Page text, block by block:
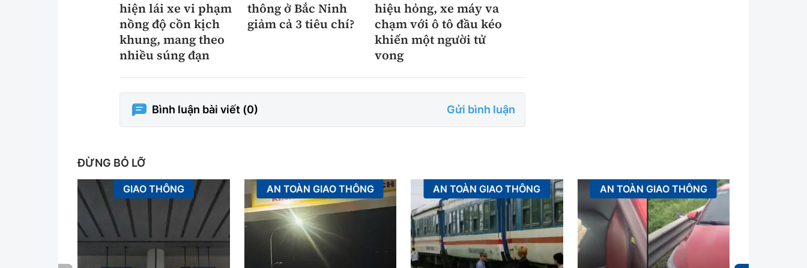
hiện lái xe vi phạm
nồng độ cồn kịch
khung, mang theo
nhiều súng đạn
thông ở Bắc Ninh
giảm cả 3 tiêu chí?
hiệu hỏng, xe máy va
chạm với ô tô đầu kéo
khiến một người tử
vong
Bình luận bài viết (0) Gửi bình luận
ĐỪNG BỎ LỠ
GIAO THÔNG AN TOÀN GIAO THÔNG AN TOÀN GIAO THÔNG AN TOÀN GIAO THÔNG